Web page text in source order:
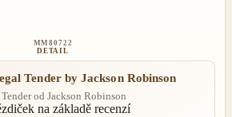
MM80722
DETAIL
Tender by Jackson Robinson
od Jackson Robinson
na základě recenzí